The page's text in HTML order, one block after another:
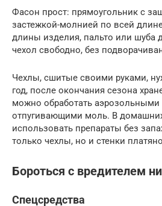
Фасон прост: прямоугольник с
застежкой-молнией по всей
длины изделия, пальто или шуба
чехол свободно, без
Чехлы, сшитые своими руками,
год, после окончания сезона
можно обработать аэрозольными
отпугивающими моль. В
использовать препараты без
только чехлы, но и стенки
Бороться с вредителем
Спецсредства